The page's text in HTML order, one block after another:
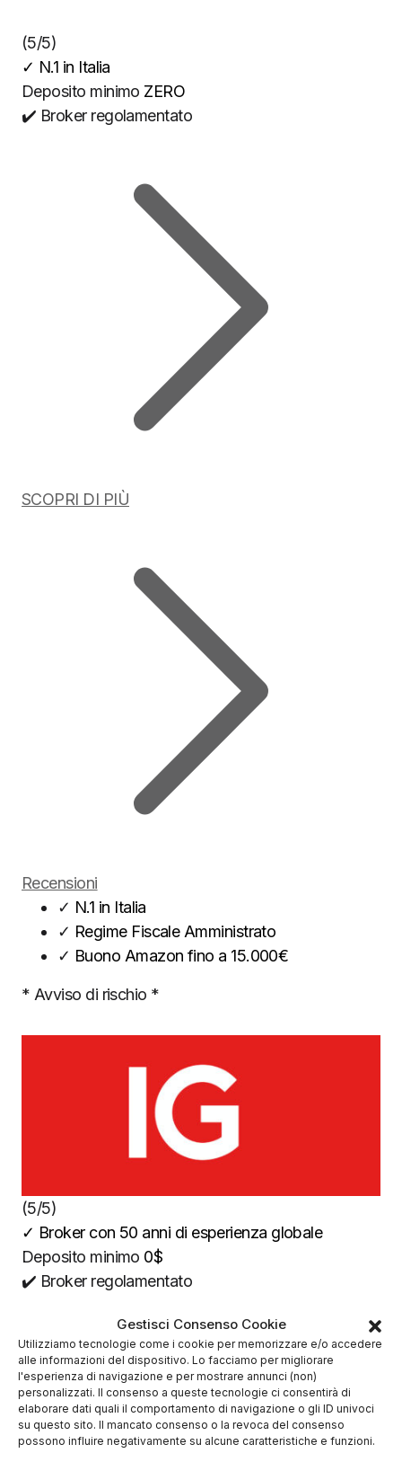
Gestisci Consenso Cookie
Utilizziamo tecnologie come i cookie per memorizzare e/o accedere
alle informazioni del dispositivo. Lo facciamo per migliorare
l'esperienza di navigazione e per mostrare annunci (non)
personalizzati. Il consenso a queste tecnologie ci consentirà di
elaborare dati quali il comportamento di navigazione o gli ID univoci
su questo sito. Il mancato consenso o la revoca del consenso
possono influire negativamente su alcune caratteristiche e funzioni.
(5/5)
✓ N.1 in Italia
Deposito minimo ZERO
✔️ Broker regolamentato
SCOPRI DI PIÙ
Recensioni
✓ N.1 in Italia
✓ Regime Fiscale Amministrato
✓ Buono Amazon fino a 15.000€
* Avviso di rischio *
(5/5)
✓ Broker con 50 anni di esperienza globale
Deposito minimo 0$
✔️ Broker regolamentato